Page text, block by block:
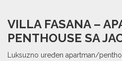
VILLA FASANA –
PENTHOUSE SA
Luksuzno uređen apartman/